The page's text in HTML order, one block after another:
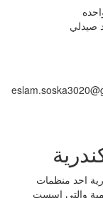
صيدلي
احد منظمات
والتي اسست